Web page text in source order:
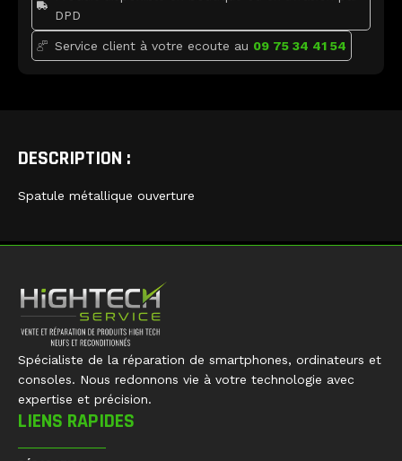
DPD
Service client à votre ecoute au 09 75 34 41 54
DESCRIPTION :
Spatule métallique ouverture
Spécialiste de la réparation de smartphones, ordinateurs et
consoles. Nous redonnons vie à votre technologie avec
expertise et précision.
LIENS RAPIDES